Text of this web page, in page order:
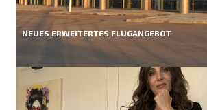
NEUES ERWEITERTES FLUGANGEBOT